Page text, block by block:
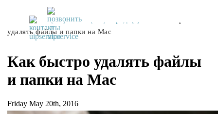
UiPservice »[:ru]Советы[:ua]Поради[:]
удалять файлы и папки на Mac
Как быстро удалять файлы
и папки на Mac
Friday May 20th, 2016